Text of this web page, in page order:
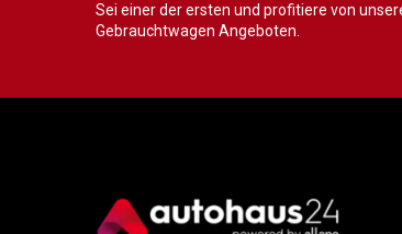
Sei einer der ersten und profitiere von
Gebrauchtwagen Angeboten.